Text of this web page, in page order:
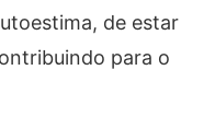
de estar
para o